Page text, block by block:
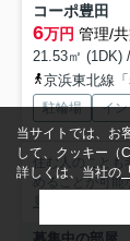
コーポ豊田
6万円 管理/
21.53㎡ (1DK)
京浜東北線
駐輪場 イ
住む人のことも
めることが可能
当サイトでは、お
して、クッキー（
詳しくは、当社の